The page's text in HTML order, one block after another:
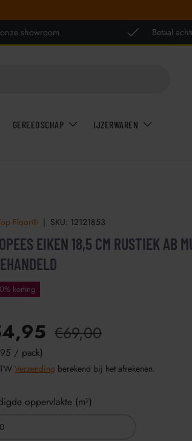
showroom Betaal
GEREEDSCHAP IJZERWAREN
Floor® | SKU: 12121853
EIKEN 18,5 CM RUSTIEK AB
korting
€69,00
prijs
/ pack
Verzending berekend bij het afrekenen.
oppervlakte (m²)